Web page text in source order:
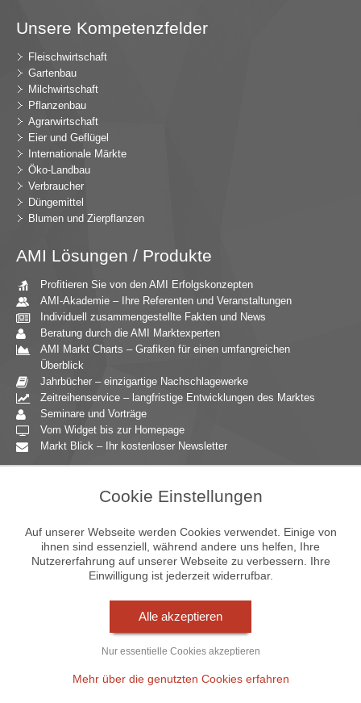
Unsere Kompetenzfelder
Fleischwirtschaft
Gartenbau
Milchwirtschaft
Pflanzenbau
Agrarwirtschaft
Eier und Geflügel
Internationale Märkte
Öko-Landbau
Verbraucher
Düngemittel
Blumen und Zierpflanzen
AMI Lösungen / Produkte
Profitieren Sie von den AMI Erfolgskonzepten
AMI-Akademie – Ihre Referenten und Veranstaltungen
Individuell zusammengestellte Fakten und News
Beratung durch die AMI Marktexperten
AMI Markt Charts – Grafiken für einen umfangreichen
Überblick
Jahrbücher – einzigartige Nachschlagewerke
Zeitreihenservice – langfristige Entwicklungen des Marktes
Seminare und Vorträge
Vom Widget bis zur Homepage
Markt Blick – Ihr kostenloser Newsletter
Unternehmensberatung
Ernährungsgewerbe
Einzelhandel
Bildung & Wissenschaft
Presse & Medien
Cookie Einstellungen
Auf unserer Webseite werden Cookies verwendet. Einige von
ihnen sind essenziell, während andere uns helfen, Ihre
Nutzererfahrung auf unserer Webseite zu verbessern. Ihre
Einwilligung ist jederzeit widerrufbar.
Alle akzeptieren
Nur essentielle Cookies akzeptieren
Mehr über die genutzten Cookies erfahren